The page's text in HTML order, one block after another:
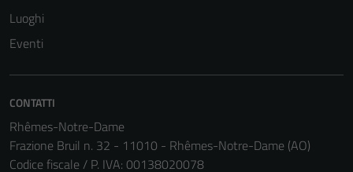
Luoghi
Eventi
CONTATTI
Rhêmes-Notre-Dame
Frazione Bruil n. 32 - 11010 - Rhêmes-Notre-Dame (AO)
Codice fiscale / P. IVA: 00138020078
sono necessari
per il